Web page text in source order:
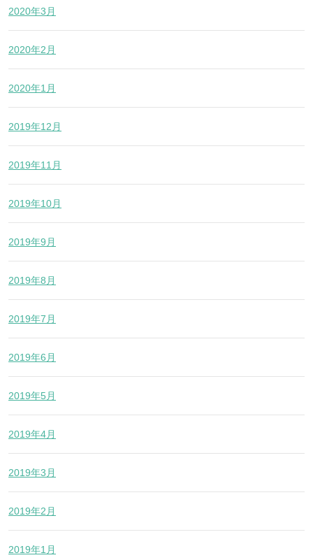
2020年3月
2020年2月
2020年1月
2019年12月
2019年11月
2019年10月
2019年9月
2019年8月
2019年7月
2019年6月
2019年5月
2019年4月
2019年3月
2019年2月
2019年1月